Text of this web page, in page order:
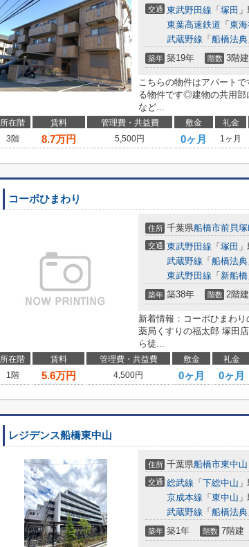
交通 東武野田線 「 塚田
東葉高速鉄道 「 東海
武蔵野線 「 船橋法典
築年 築19年 階数 3階建
こちらの物件はアパート
る物件です◎建物の共用部
など...
所在階 賃料 管理費・共益費 敷金 礼金
3階
8.7万円 5,500円 0ヶ月 1ヶ月
コーポひまわり
住所 千葉県船橋市前貝
交通 東武野田線 「 塚田
武蔵野線 「 船橋法典
東武野田線 「 新船橋
築年 築38年 階数 2階建
新着情報：コーポひまわ
薬局くすりの福太郎 塚田
ら徒...
所在階 賃料 管理費・共益費 敷金 礼金
1階
5.6万円 4,500円 0ヶ月 0ヶ月
レジデンス船橋東中山
住所 千葉県船橋市東中山
交通 総武線 「 下総中山
京成本線 「 東中山
武蔵野線 「 船橋法典
築年 築1年 階数 7階建